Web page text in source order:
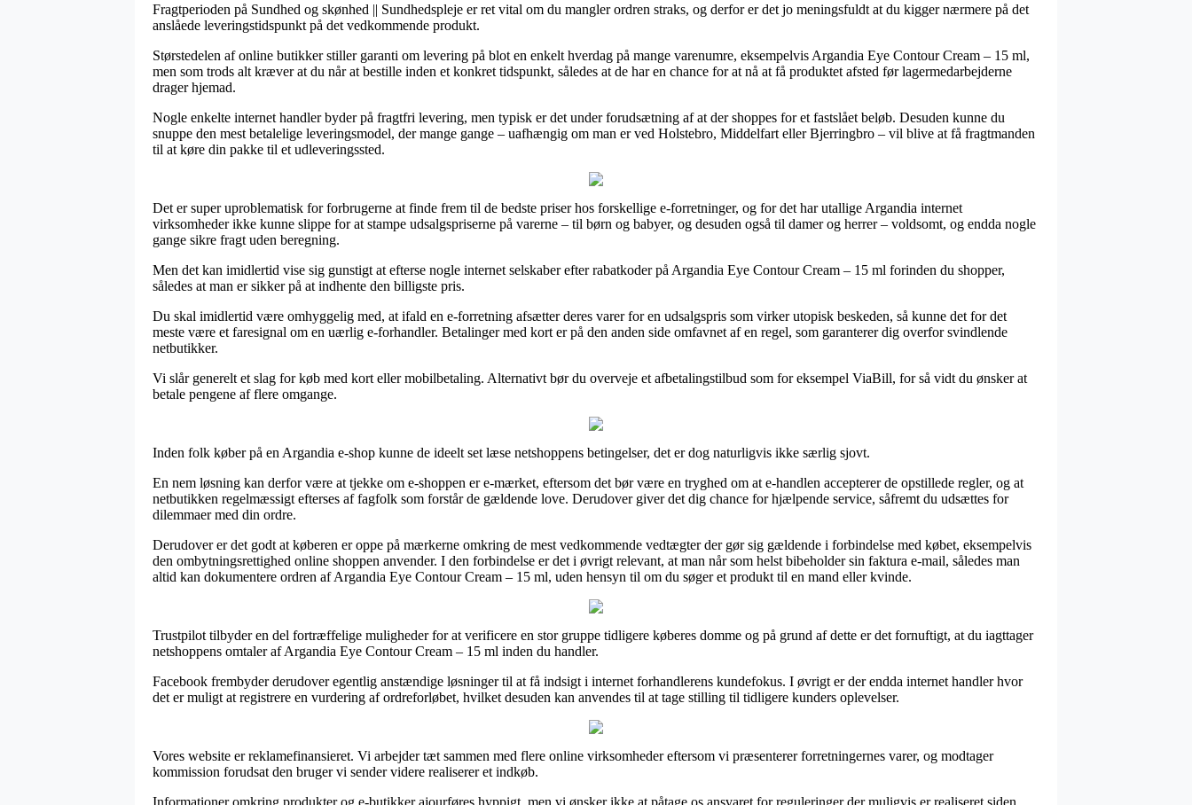
Fragtperioden på Sundhed og skønhed || Sundhedspleje er ret vital om du mangler ordren straks, og derfor er det jo meningsfuldt at du kigger nærmere på det
anslåede leveringstidspunkt på det vedkommende produkt.
Størstedelen af online butikker stiller garanti om levering på blot en enkelt hverdag på mange varenumre, eksempelvis Argandia Eye Contour Cream – 15 ml,
men som trods alt kræver at du når at bestille inden et konkret tidspunkt, således at de har en chance for at nå at få produktet afsted før lagermedarbejderne
drager hjemad.
Nogle enkelte internet handler byder på fragtfri levering, men typisk er det under forudsætning af at der shoppes for et fastslået beløb. Desuden kunne du
snuppe den mest betalelige leveringsmodel, der mange gange – uafhængig om man er ved Holstebro, Middelfart eller Bjerringbro – vil blive at få fragtmanden
til at køre din pakke til et udleveringssted.
Det er super uproblematisk for forbrugerne at finde frem til de bedste priser hos forskellige e-forretninger, og for det har utallige Argandia internet
virksomheder ikke kunne slippe for at stampe udsalgspriserne på varerne – til børn og babyer, og desuden også til damer og herrer – voldsomt, og endda nogle
gange sikre fragt uden beregning.
Men det kan imidlertid vise sig gunstigt at efterse nogle internet selskaber efter rabatkoder på Argandia Eye Contour Cream – 15 ml forinden du shopper,
således at man er sikker på at indhente den billigste pris.
Du skal imidlertid være omhyggelig med, at ifald en e-forretning afsætter deres varer for en udsalgspris som virker utopisk beskeden, så kunne det for det
meste være et faresignal om en uærlig e-forhandler. Betalinger med kort er på den anden side omfavnet af en regel, som garanterer dig overfor svindlende
netbutikker.
Vi slår generelt et slag for køb med kort eller mobilbetaling. Alternativt bør du overveje et afbetalingstilbud som for eksempel ViaBill, for så vidt du ønsker at
betale pengene af flere omgange.
Inden folk køber på en Argandia e-shop kunne de ideelt set læse netshoppens betingelser, det er dog naturligvis ikke særlig sjovt.
En nem løsning kan derfor være at tjekke om e-shoppen er e-mærket, eftersom det bør være en tryghed om at e-handlen accepterer de opstillede regler, og at
netbutikken regelmæssigt efterses af fagfolk som forstår de gældende love. Derudover giver det dig chance for hjælpende service, såfremt du udsættes for
dilemmaer med din ordre.
Derudover er det godt at køberen er oppe på mærkerne omkring de mest vedkommende vedtægter der gør sig gældende i forbindelse med købet, eksempelvis
den ombytningsrettighed online shoppen anvender. I den forbindelse er det i øvrigt relevant, at man når som helst bibeholder sin faktura e-mail, således man
altid kan dokumentere ordren af Argandia Eye Contour Cream – 15 ml, uden hensyn til om du søger et produkt til en mand eller kvinde.
Trustpilot tilbyder en del fortræffelige muligheder for at verificere en stor gruppe tidligere køberes domme og på grund af dette er det fornuftigt, at du iagttager
netshoppens omtaler af Argandia Eye Contour Cream – 15 ml inden du handler.
Facebook frembyder derudover egentlig anstændige løsninger til at få indsigt i internet forhandlerens kundefokus. I øvrigt er der endda internet handler hvor
det er muligt at registrere en vurdering af ordreforløbet, hvilket desuden kan anvendes til at tage stilling til tidligere kunders oplevelser.
Vores website er reklamefinansieret. Vi arbejder tæt sammen med flere online virksomheder eftersom vi præsenterer forretningernes varer, og modtager
kommission forudsat den bruger vi sender videre realiserer et indkøb.
Informationer omkring produkter og e-butikker ajourføres hyppigt, men vi ønsker ikke at påtage os ansvaret for reguleringer der muligvis er realiseret siden